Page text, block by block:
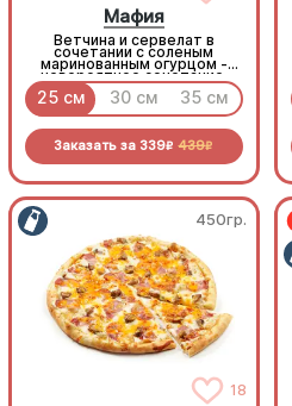
Мафия
Ветчина и сервелат в
сочетании с соленым
маринованным огурцом -
невероятное сочетание,
которое нужно
попробовать!
25 см 30 см 35 см
Заказать за 339R 439R
450гр.
18